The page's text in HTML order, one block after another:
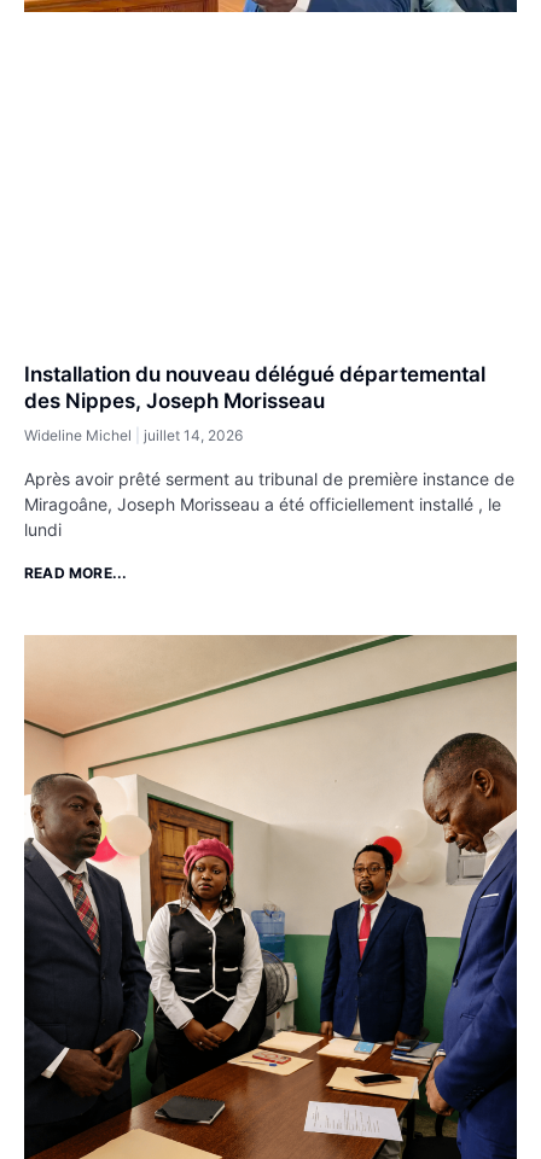
Installation du nouveau délégué départemental
des Nippes, Joseph Morisseau
Wideline Michel juillet 14, 2026
Après avoir prêté serment au tribunal de première instance de
Miragoâne, Joseph Morisseau a été officiellement installé , le
lundi
READ MORE...